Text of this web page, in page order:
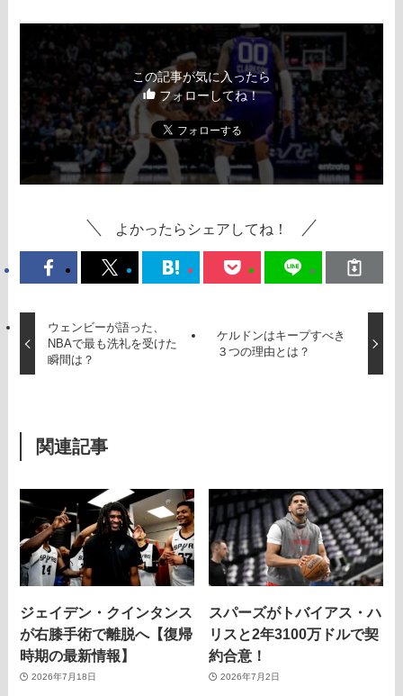
この記事が気に入ったら
フォローしてね！
よかったらシェアしてね！
ウェンビーが語った、
NBAで最も洗礼を受けた
瞬間は？
ケルドンはキープすべき
３つの理由とは？
関連記事
ジェイデン・クインタンス
が右膝手術で離脱へ【復帰
時期の最新情報】
2026年7月18日
スパーズがトバイアス・ハ
リスと2年3100万ドルで契
約合意！
2026年7月2日